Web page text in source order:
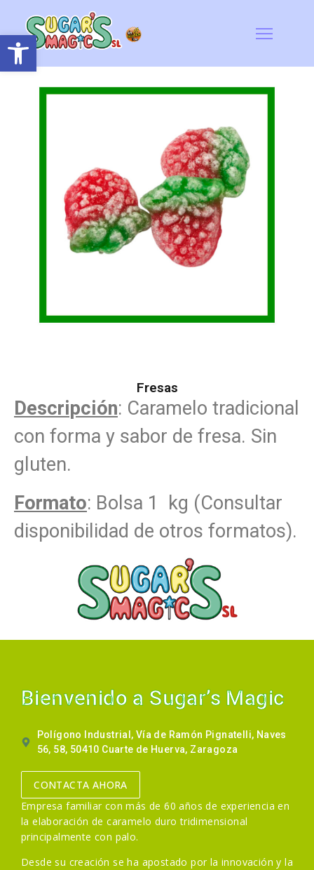
Abrir barra de herramientas
Fresas
Descripción: Caramelo tradicional
con forma y sabor de fresa. Sin
gluten.
Formato: Bolsa 1 kg (Consultar
disponibilidad de otros formatos).
Bienvenido a Sugar’s Magic
Polígono Industrial, Vía de Ramón Pignatelli, Naves
56, 58, 50410 Cuarte de Huerva, Zaragoza
CONTACTA AHORA
Empresa familiar con más de 60 años de experiencia en
la elaboración de caramelo duro tridimensional
principalmente con palo.
Desde su creación se ha apostado por la innovación y la